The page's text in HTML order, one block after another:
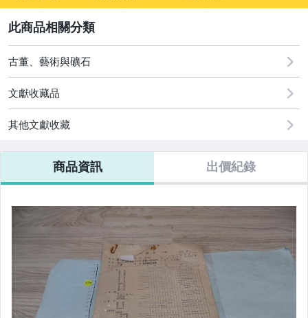
其它
古董、藝術與礦石
文獻收藏品
其他文獻收藏
商品資訊 出價紀錄